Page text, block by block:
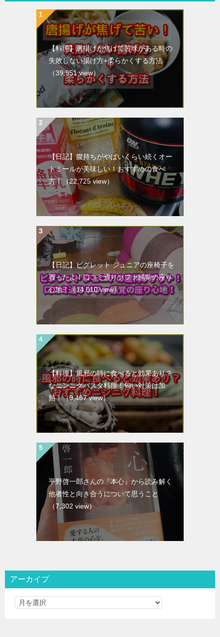
【料理】唐揚げが焦げて苦味がある時の
失敗しない揚げ方+柔らかくする方法
（39,951 view）
【日記】腹持ちがやばいくらい続くオー
トミールが美味しい！おすすめの食べ
方！
（22,725 view）
【日記】ピグレット ジュニアの座椅子を
買ったよ！口コミ通りソファ感覚の座り
心地！（14,010 view）
【料理】風邪の時に食べると効果あり？
なニンニクパスタ料理！匂い対策は加
熱！（9,467 view）
平野啓一郎さんの『本心』から読み解く
他者性と向き合うについて思うこと
（7,302 view）
アーカイブ